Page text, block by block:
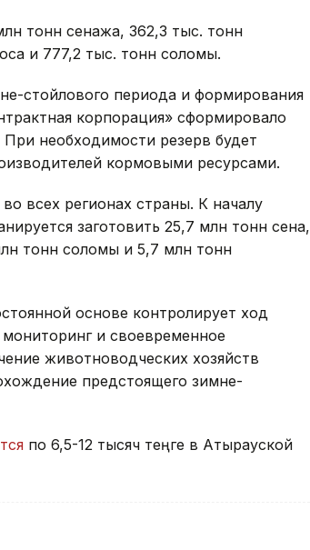
тонн сенажа, 362,3 тыс. тонн
и 777,2 тыс. тонн соломы.
стойлового периода и формирования
корпорация» сформировало
необходимости резерв будет
кормовыми ресурсами.
всех регионах страны. К началу
заготовить 25,7 млн тонн сена,
тонн соломы и 5,7 млн тонн
основе контролирует ход
и своевременное
животноводческих хозяйств
предстоящего зимне-
по 6,5-12 тысяч теңге в Атырауской